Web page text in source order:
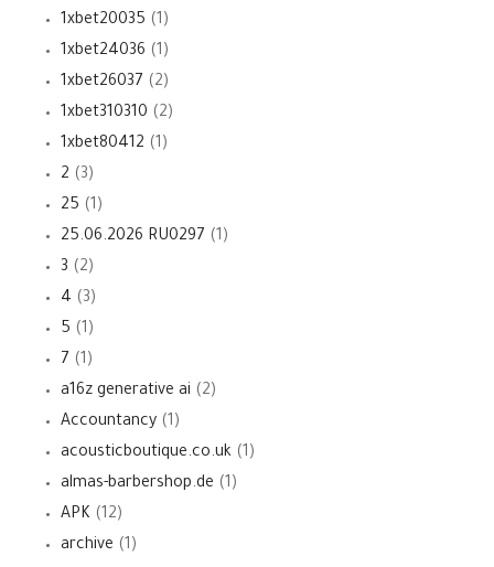
1xbet20035 (1)
1xbet24036 (1)
1xbet26037 (2)
1xbet310310 (2)
1xbet80412 (1)
2 (3)
25 (1)
25.06.2026 RU0297 (1)
3 (2)
4 (3)
5 (1)
7 (1)
a16z generative ai (2)
Accountancy (1)
acousticboutique.co.uk (1)
almas-barbershop.de (1)
APK (12)
archive (1)